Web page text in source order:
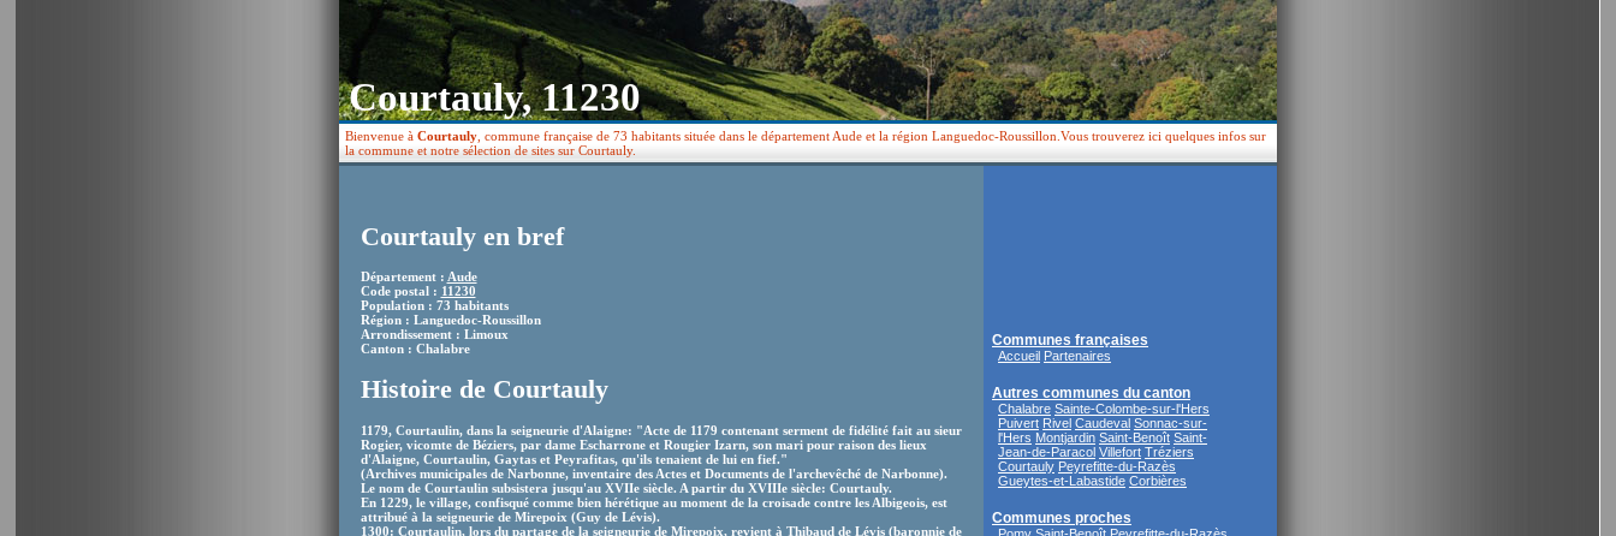
Courtauly, 11230
Bienvenue à Courtauly , commune française de 73 habitants située dans le département Aude et la région Languedoc-Roussillon.Vous trouverez ici quelques infos sur
la commune et notre sélection de sites sur Courtauly.
Courtauly en bref
Département : Aude
Code postal : 11230
Population : 73 habitants
Région : Languedoc-Roussillon
Arrondissement : Limoux
Canton : Chalabre
Histoire de Courtauly
1179, Courtaulin, dans la seigneurie d'Alaigne: "Acte de 1179 contenant serment de fidélité fait au sieur
Rogier, vicomte de Béziers, par dame Escharrone et Rougier Izarn, son mari pour raison des lieux
d'Alaigne, Courtaulin, Gaytas et Peyrafitas, qu'ils tenaient de lui en fief."
(Archives municipales de Narbonne, inventaire des Actes et Documents de l'archevêché de Narbonne).
Le nom de Courtaulin subsistera jusqu'au XVIIe siècle. A partir du XVIIIe siècle: Courtauly.
En 1229, le village, confisqué comme bien hérétique au moment de la croisade contre les Albigeois, est
attribué à la seigneurie de Mirepoix (Guy de Lévis).
1300: Courtaulin, lors du partage de la seigneurie de Mirepoix, revient à Thibaud de Lévis (baronnie de
Communes françaises
Accueil Partenaires
Autres communes du canton
Chalabre Sainte-Colombe-sur-l'Hers
Puivert Rivel Caudeval Sonnac-sur-
l'Hers Montjardin Saint-Benoît Saint-
Jean-de-Paracol Villefort Tréziers
Courtauly Peyrefitte-du-Razès
Gueytes-et-Labastide Corbières
Communes proches